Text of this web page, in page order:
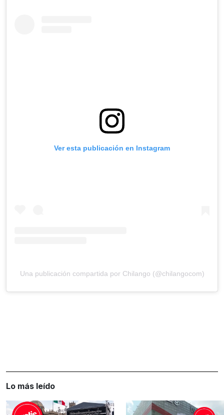
Ver esta publicación en Instagram
Una publicación compartida por Chilango (@chilangocom)
Lo más leído